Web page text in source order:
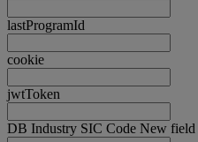
lastProgramId
cookie
jwtToken
DB Industry SIC Code New field